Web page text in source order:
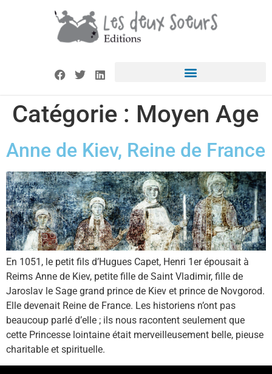
Catégorie : Moyen Age
Anne de Kiev, Reine de France
En 1051, le petit fils d’Hugues Capet, Henri 1er épousait à
Reims Anne de Kiev, petite fille de Saint Vladimir, fille de
Jaroslav le Sage grand prince de Kiev et prince de Novgorod.
Elle devenait Reine de France. Les historiens n’ont pas
beaucoup parlé d’elle ; ils nous racontent seulement que
cette Princesse lointaine était merveilleusement belle, pieuse
charitable et spirituelle.